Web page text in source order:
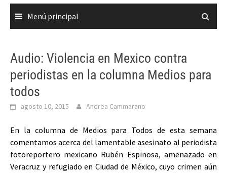
Menú principal
Audio: Violencia en Mexico contra
periodistas en la columna Medios para
todos
agosto 10, 2015 Andrea Cammarano
En la columna de Medios para Todos de esta semana
comentamos acerca del lamentable asesinato al periodista
fotoreportero mexicano Rubén Espinosa, amenazado en
Veracruz y refugiado en Ciudad de México, cuyo crimen aún